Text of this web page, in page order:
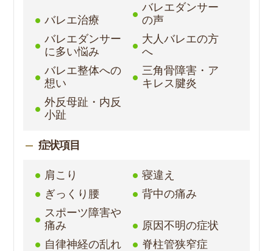
バレエ治療
バレエダンサー
の声
バレエダンサー
に多い悩み
大人バレエの方
へ
バレエ整体への
想い
三角骨障害・ア
キレス腱炎
外反母趾・内反
小趾
症状項目
肩こり
寝違え
ぎっくり腰
背中の痛み
スポーツ障害や
痛み
原因不明の症状
自律神経の乱れ
脊柱管狭窄症